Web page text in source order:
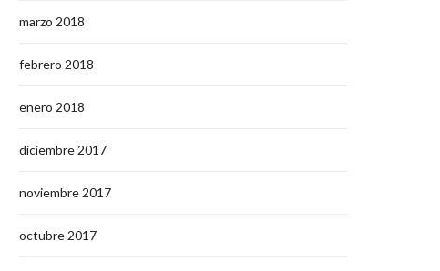
marzo 2018
febrero 2018
enero 2018
diciembre 2017
noviembre 2017
octubre 2017